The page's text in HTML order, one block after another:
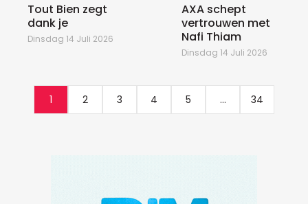
Tout Bien zegt
dank je
Dinsdag 14 Juli 2026
AXA schept
vertrouwen met
Nafi Thiam
Dinsdag 14 Juli 2026
1 2 3 4 5 ... 34